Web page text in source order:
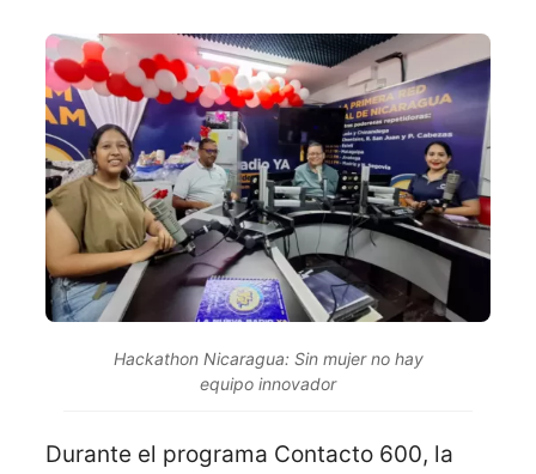
Hackathon Nicaragua: Sin mujer no hay
equipo innovador
Durante el programa Contacto 600, la